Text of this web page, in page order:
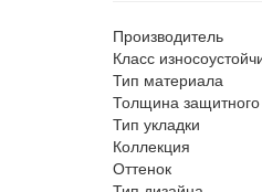
Производитель
Класс
Тип материала
Толщина
Тип укладки
Коллекция
Оттенок